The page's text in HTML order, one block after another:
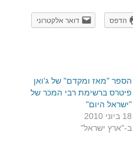
הדפס דואר אלקטרוני
הספר "מאז ומקדם" של ג'ואן
פיטרס ברשימת רבי המכר של
"ישראל היום"
18 ביוני 2010
ב-"ארץ ישראל"